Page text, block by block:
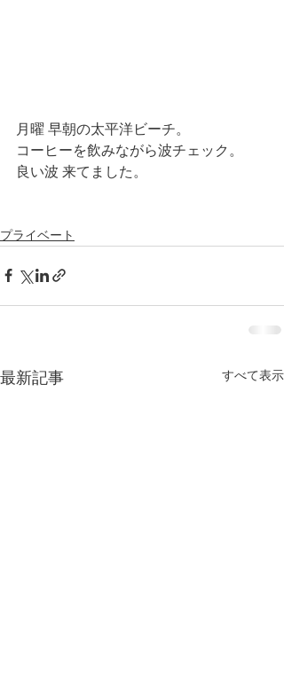
月曜 早朝の太平洋ビーチ。
コーヒーを飲みながら波チェック。
良い波 来てました。
プライベート
最新記事 すべて表示